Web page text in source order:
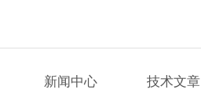
新闻中心 技术文章